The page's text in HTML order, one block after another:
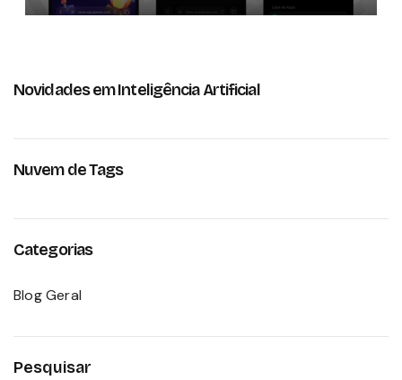
Novidades em Inteligência Artificial
Nuvem de Tags
Categorias
Blog Geral
Pesquisar